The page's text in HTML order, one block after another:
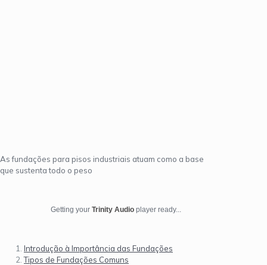
As fundações para pisos industriais atuam como a base
que sustenta todo o peso
Getting your Trinity Audio player ready...
Introdução à Importância das Fundações
Tipos de Fundações Comuns